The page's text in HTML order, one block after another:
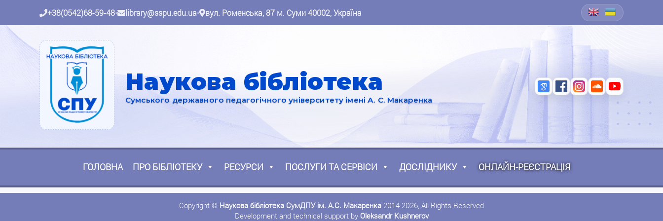
+38(0542)68-59-48• library@sspu.edu.ua• вул. Роменська, 87 м. Суми 40002, Україна
Наукова бібліотека
Сумського державного педагогічного університету імені А. С. Макаренка
ГОЛОВНА ПРО БІБЛІОТЕКУ РЕСУРСИ ПОСЛУГИ ТА СЕРВІСИ ДОСЛІДНИКУ ОНЛАЙН-РЕЄСТРАЦІЯ
Copyright © Наукова бібліотека СумДПУ ім. А.С. Макаренка 2014-2026, All Rights Reserved
Development and technical support by Oleksandr Kushnerov